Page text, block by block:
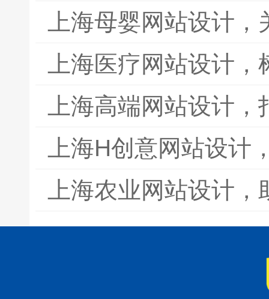
上海母婴网站设计
上海医疗网站设计
上海高端网站设计
上海H创意网站设计
上海农业网站设计